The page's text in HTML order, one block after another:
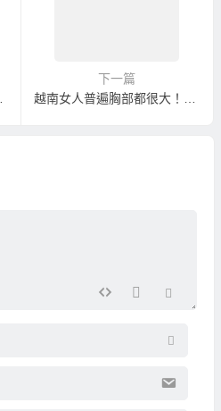
下一篇